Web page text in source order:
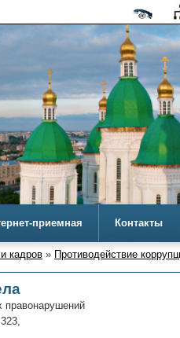
приемная Контакты
кадров » Противодействие
правонарушений